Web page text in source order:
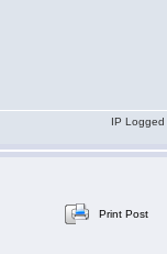
IP Logged
Print Post